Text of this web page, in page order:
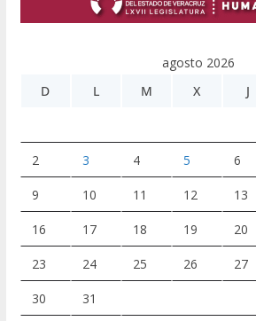
agosto 2026
D
L M X J
2 3 4 5 6
9 10 11 12 13
16 17 18 19 20
23 24 25 26 27
30 31